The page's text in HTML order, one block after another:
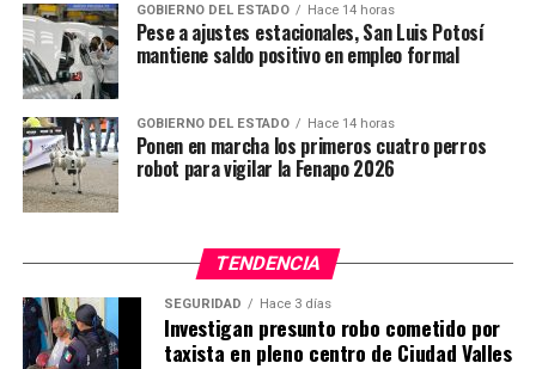
GOBIERNO DEL ESTADO Hace 14 horas
Pese a ajustes estacionales, San Luis Potosí
mantiene saldo positivo en empleo formal
GOBIERNO DEL ESTADO Hace 14 horas
Ponen en marcha los primeros cuatro perros
robot para vigilar la Fenapo 2026
TENDENCIA
SEGURIDAD Hace 3 días
Investigan presunto robo cometido por
taxista en pleno centro de Ciudad Valles